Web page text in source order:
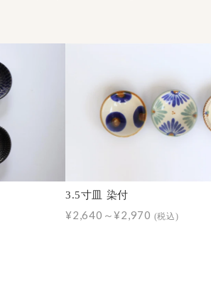
3.5寸皿 染付
¥2,640～¥2,970 (税込)